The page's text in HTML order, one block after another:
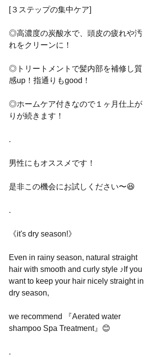
[３ステップの集中ケア]
◎高濃度の炭酸水で、頭皮の疲れや汚
れをクリーンに！
◎トリートメントで髪内部を補修し質
感up！指通りもgood！
◎ホームケア付きなので１ヶ月仕上が
りが続きます！
.
男性にもオススメです！
是非この機会にお試しください〜😆
.
《it's dry season!》
Even in rainy season, natural straight
hair with smooth and curly style ♪If you
want to keep your hair nicely straight in
dry season,
we recommend 『Aerated water
shampoo Spa Treatment』😊
.